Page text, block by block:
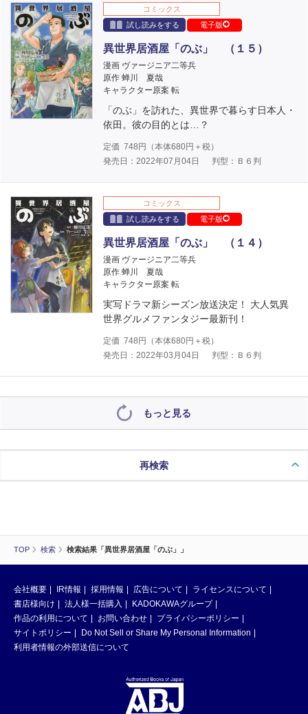
TOP 検索 検索結果「異世界居酒屋「のぶ」」
コミックス
試し読みをする
電子版
異世界居酒屋「のぶ」 （１５）
漫画 ヴァージニア二等兵
原作 蝉川 夏哉
キャラクター原案 転
「のぶ」を訪れた、異世界で暮らす日本人・
依田。彼の目的とは…？
定価 748 円（本体680円＋税）
発売日：2022年07月04日
判型：Ｂ６判
コミックス
試し読みをする
電子版
異世界居酒屋「のぶ」 （１４）
漫画 ヴァージニア二等兵
原作 蝉川 夏哉
キャラクター原案 転
実写ドラマ新シーズン放送決定！ 大人気異
世界グルメファンタジー最新刊！
定価 748 円（本体680円＋税）
発売日：2022年03月04日
判型：Ｂ６判
もっと見る
再検索
会社概要 IR情報 採用情報 広告について
ライセンスについて
書店様向け
法人様一括購入
KADOKAWAグループ
作品の利用について
お問い合わせ
プライバシーポリシー
サイトポリシー
Do Not Sell or Share My Personal Information
利用者情報の外部送信について